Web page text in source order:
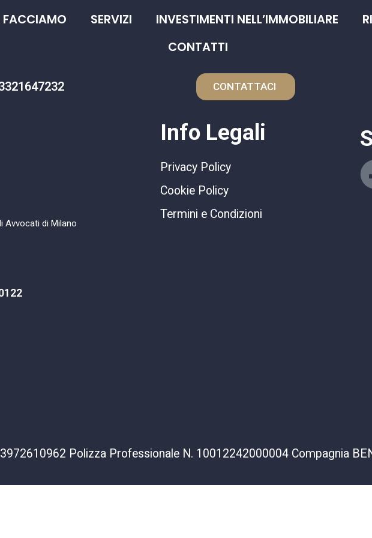
SERVIZI INVESTIMENTI NELL’IMMOBILIARE
CONTATTI
CONTATTACI
Avvocati di Milano
Info Legali
Privacy Policy
Cookie Policy
Termini e Condizioni
Polizza Professionale N. 10012242000004 Compagnia